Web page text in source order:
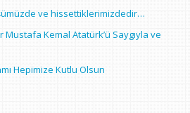
ve hissettiklerimizdedir…
Mustafa Kemal Atatürk’ü Saygıyla ve
Hepimize Kutlu Olsun